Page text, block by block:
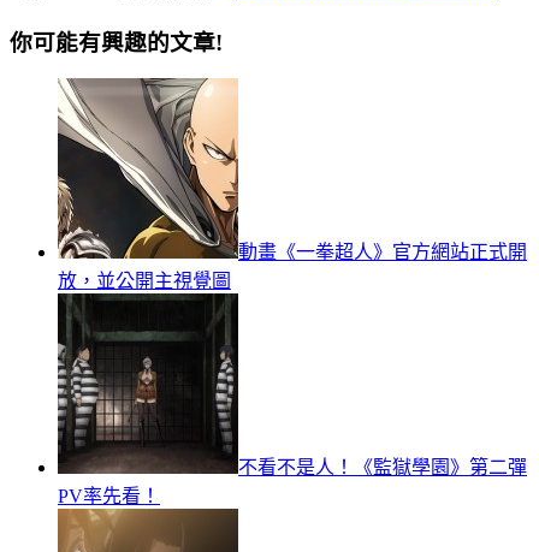
你可能有興趣的文章!
動畫《一拳超人》官方網站正式開
放，並公開主視覺圖
不看不是人！《監獄學園》第二彈
PV率先看！